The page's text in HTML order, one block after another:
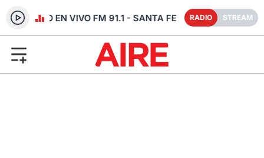
RADIO EN VIVO FM 91.1 - SANTA FE RADIO STREAM